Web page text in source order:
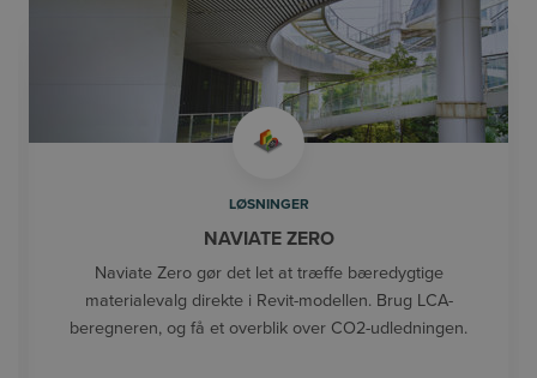
LØSNINGER
NAVIATE ZERO
Naviate Zero gør det let at træffe bæredygtige
materialevalg direkte i Revit-modellen. Brug LCA-
beregneren, og få et overblik over CO2-udledningen.